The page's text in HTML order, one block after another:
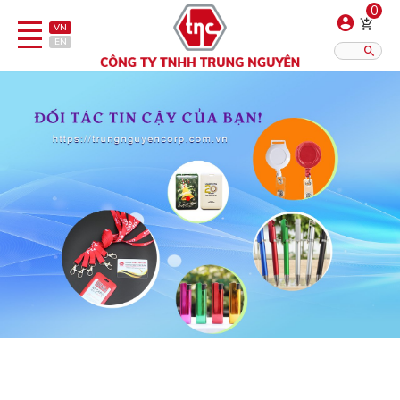
VN
EN
0
Bút
Bật lửa
Đồ sứ quà tặng
Bình/ca giữ nhiệt
Dây đeo & Phụ kiện